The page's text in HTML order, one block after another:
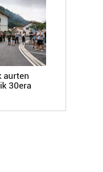
aurten
30era